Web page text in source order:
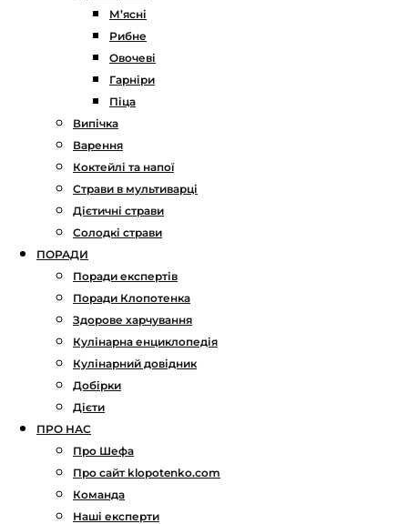
М’ясні
Рибне
Овочеві
Гарніри
Піца
Випічка
Варення
Коктейлі та напої
Страви в мультиварці
Дієтичні страви
Солодкі страви
ПОРАДИ
Поради експертів
Поради Клопотенка
Здорове харчування
Кулінарна енциклопедія
Кулінарний довідник
Добірки
Дієти
ПРО НАС
Про Шефа
Про сайт klopotenko.com
Команда
Наші експерти